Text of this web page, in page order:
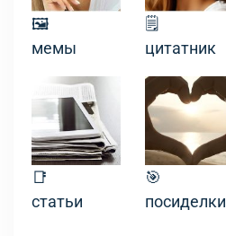
🖼
мемы
🗒
цитатник
📑
статьи
🎯
посиделки